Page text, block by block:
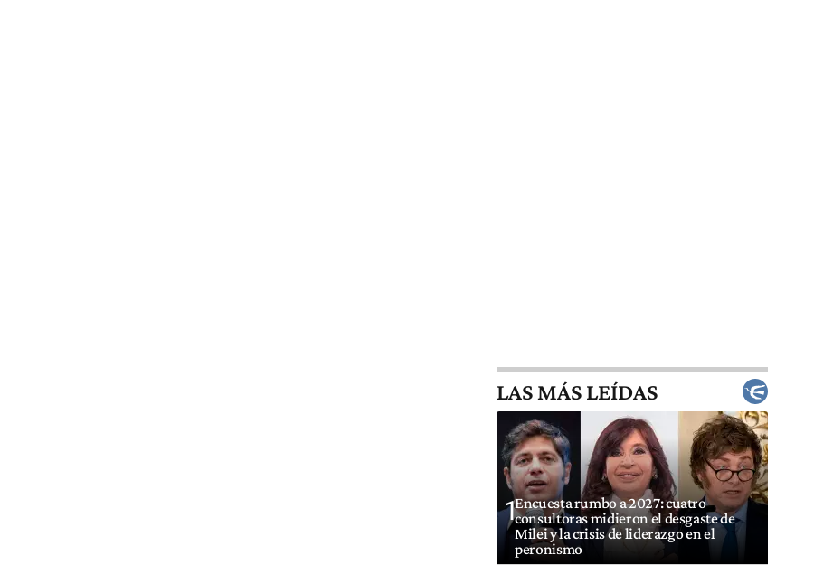
LAS MÁS LEÍDAS
1Encuesta rumbo a 2027: cuatro
consultoras midieron el desgaste de
Milei y la crisis de liderazgo en el
peronismo